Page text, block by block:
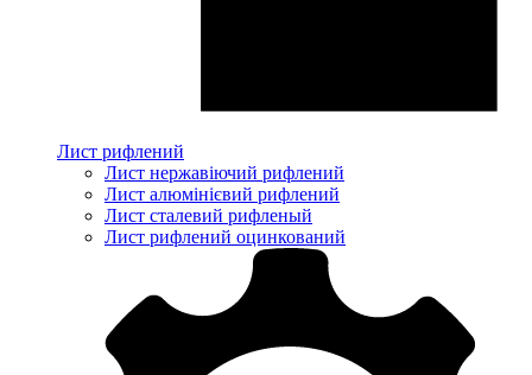
Лист рифлений
Лист нержавіючий рифлений
Лист алюмінієвий рифлений
Лист сталевий рифленый
Лист рифлений оцинкований